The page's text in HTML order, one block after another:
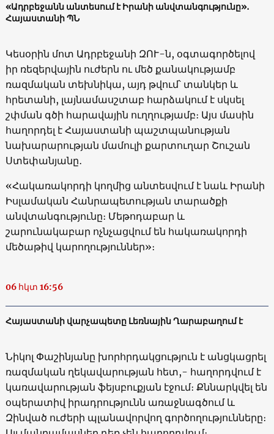
«Ադրբեջանն անտեսում է Իրանի անվտանգությունը»․
Հայաստանի ՊՆ
Կեսօրին մոտ Ադրբեջանի ԶՈՒ-ն, օգտագործելով
իր ռեզերվային ուժերն ու մեծ քանակությամբ
ռազմական տեխնիկա, այդ թվում՝ տանկեր և
հրետանի, լայնամասշտաբ հարձակում է սկսել
շփման գծի հարավային ուղղությամբ։ Այս մասին
հաղորդել է Հայաստանի պաշտպանության
նախարարության մամուլի քարտուղար Շուշան
Ստեփանյանը․
«Հակառակորդի կողմից անտեսվում է նաև Իրանի
Իսլամական Հանրապետության տարածքի
անվտանգությունը։ Մեթոդաբար և
շարունակաբար ոչնչացվում են հակառակորդի
մեծաթիվ կարողություններ»։
06 հկտ 16:56
Հայաստանի վարչապետը Լեռնային Ղարաբաղում է
Նիկոլ Փաշինյանը խորհրդակցություն է անցկացրել
ռազմական ղեկավարության հետ,- հաղորդվում է
կառավարության ֆեյսբուքյան էջում։ Քննարկվել են
օպերատիվ իրադրությունն առաջնագծում և
Զինված ուժերի պլանավորվող գործողությունները։